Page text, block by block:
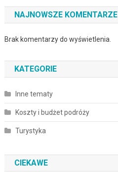
NAJNOWSZE KOMENTARZE
Brak komentarzy do wyświetlenia.
KATEGORIE
Inne tematy
Koszty i budżet podróży
Turystyka
CIEKAWE